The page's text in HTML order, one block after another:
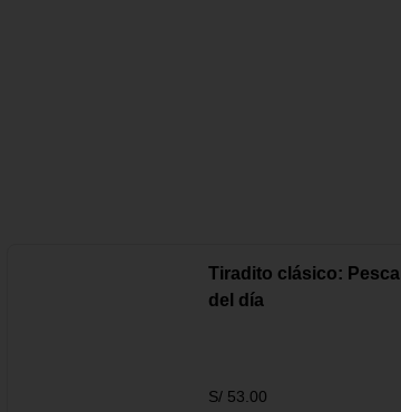
Tiradito clásico: Pesca
del día
S/ 53.00